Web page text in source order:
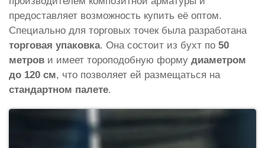
предоставляет возможность купить её оптом.
Специально для торговых точек была разработана
торговая упаковка. Она состоит из бухт по 50
метров и имеет тороподобную форму диаметром
до 120 см, что позволяет ей размещаться на
стандартном палете.